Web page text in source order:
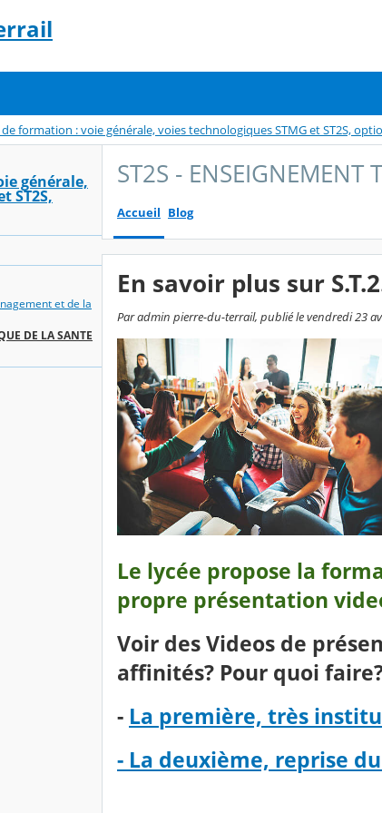
formation : voie générale, voies technologiques STMG et ST2S,
générale,
ST2S,
et de la
DE LA SANTE
ST2S - ENSEIGNEMENT
Accueil Blog
En savoir plus sur
Par admin pierre-du-terrail, publié le vendredi 23
Le lycée propose la
propre présentation
Voir des Videos de
affinités? Pour quoi
- La première, très
- La deuxième, reprise